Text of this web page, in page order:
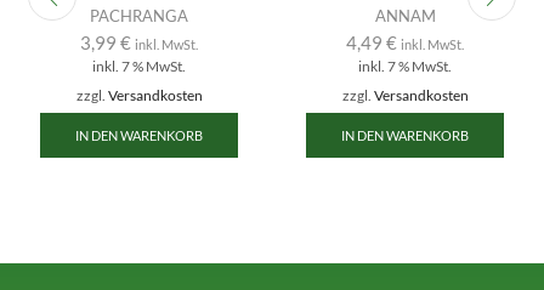
PACHRANGA
3,99 € inkl. MwSt.
inkl. 7 % MwSt.
zzgl. Versandkosten
IN DEN WARENKORB
ANNAM
4,49 € inkl. MwSt.
inkl. 7 % MwSt.
zzgl. Versandkosten
IN DEN WARENKORB